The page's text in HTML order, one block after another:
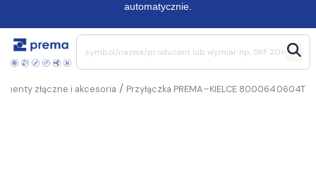
automatycznie.
Przyłączka PREMA–KIELCE 80.0064.0604T
/
złączne i akcesoria